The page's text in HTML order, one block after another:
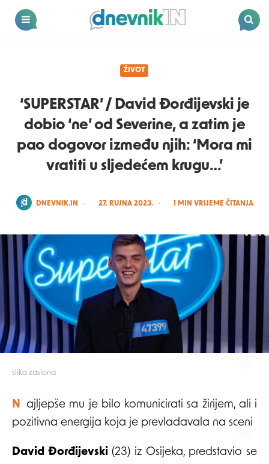
Dnevnik.in
slika zaslona
ŽIVOT
‘SUPERSTAR’ / David Đorđijevski je
dobio ‘ne’ od Severine, a zatim je
pao dogovor između njih: ‘Mora mi
vratiti u sljedećem krugu…’
POSTED
DNEVNIK.IN 27. RUJNA 2023. 1 MIN VRIJEME ČITANJA
Najljepše mu je bilo komunicirati sa žirijem, ali i
pozitivna energija koja je prevladavala na sceni
David Đorđijevski (23) iz Osijeka, predstavio se